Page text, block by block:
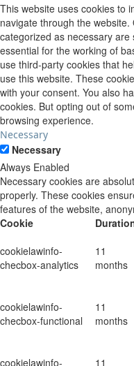
This website uses cookies to
navigate through the
categorized as necessary
essential for the working of
use third-party cookies that
use this website. These
with your consent. You also
cookies. But opting out of
browsing experience.
Necessary
Necessary
Always Enabled
Necessary cookies are
properly. These cookies
features of the website,
Cookie
cookielawinfo-
checbox-analytics
11
months
cookielawinfo-
checbox-functional
11
months
cookielawinfo-
11